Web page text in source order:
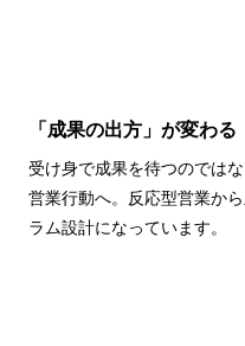
「成果の出方」が変わる
受け身で成果を待つのでは
営業行動へ。反応型営業か
ラム設計になっています。